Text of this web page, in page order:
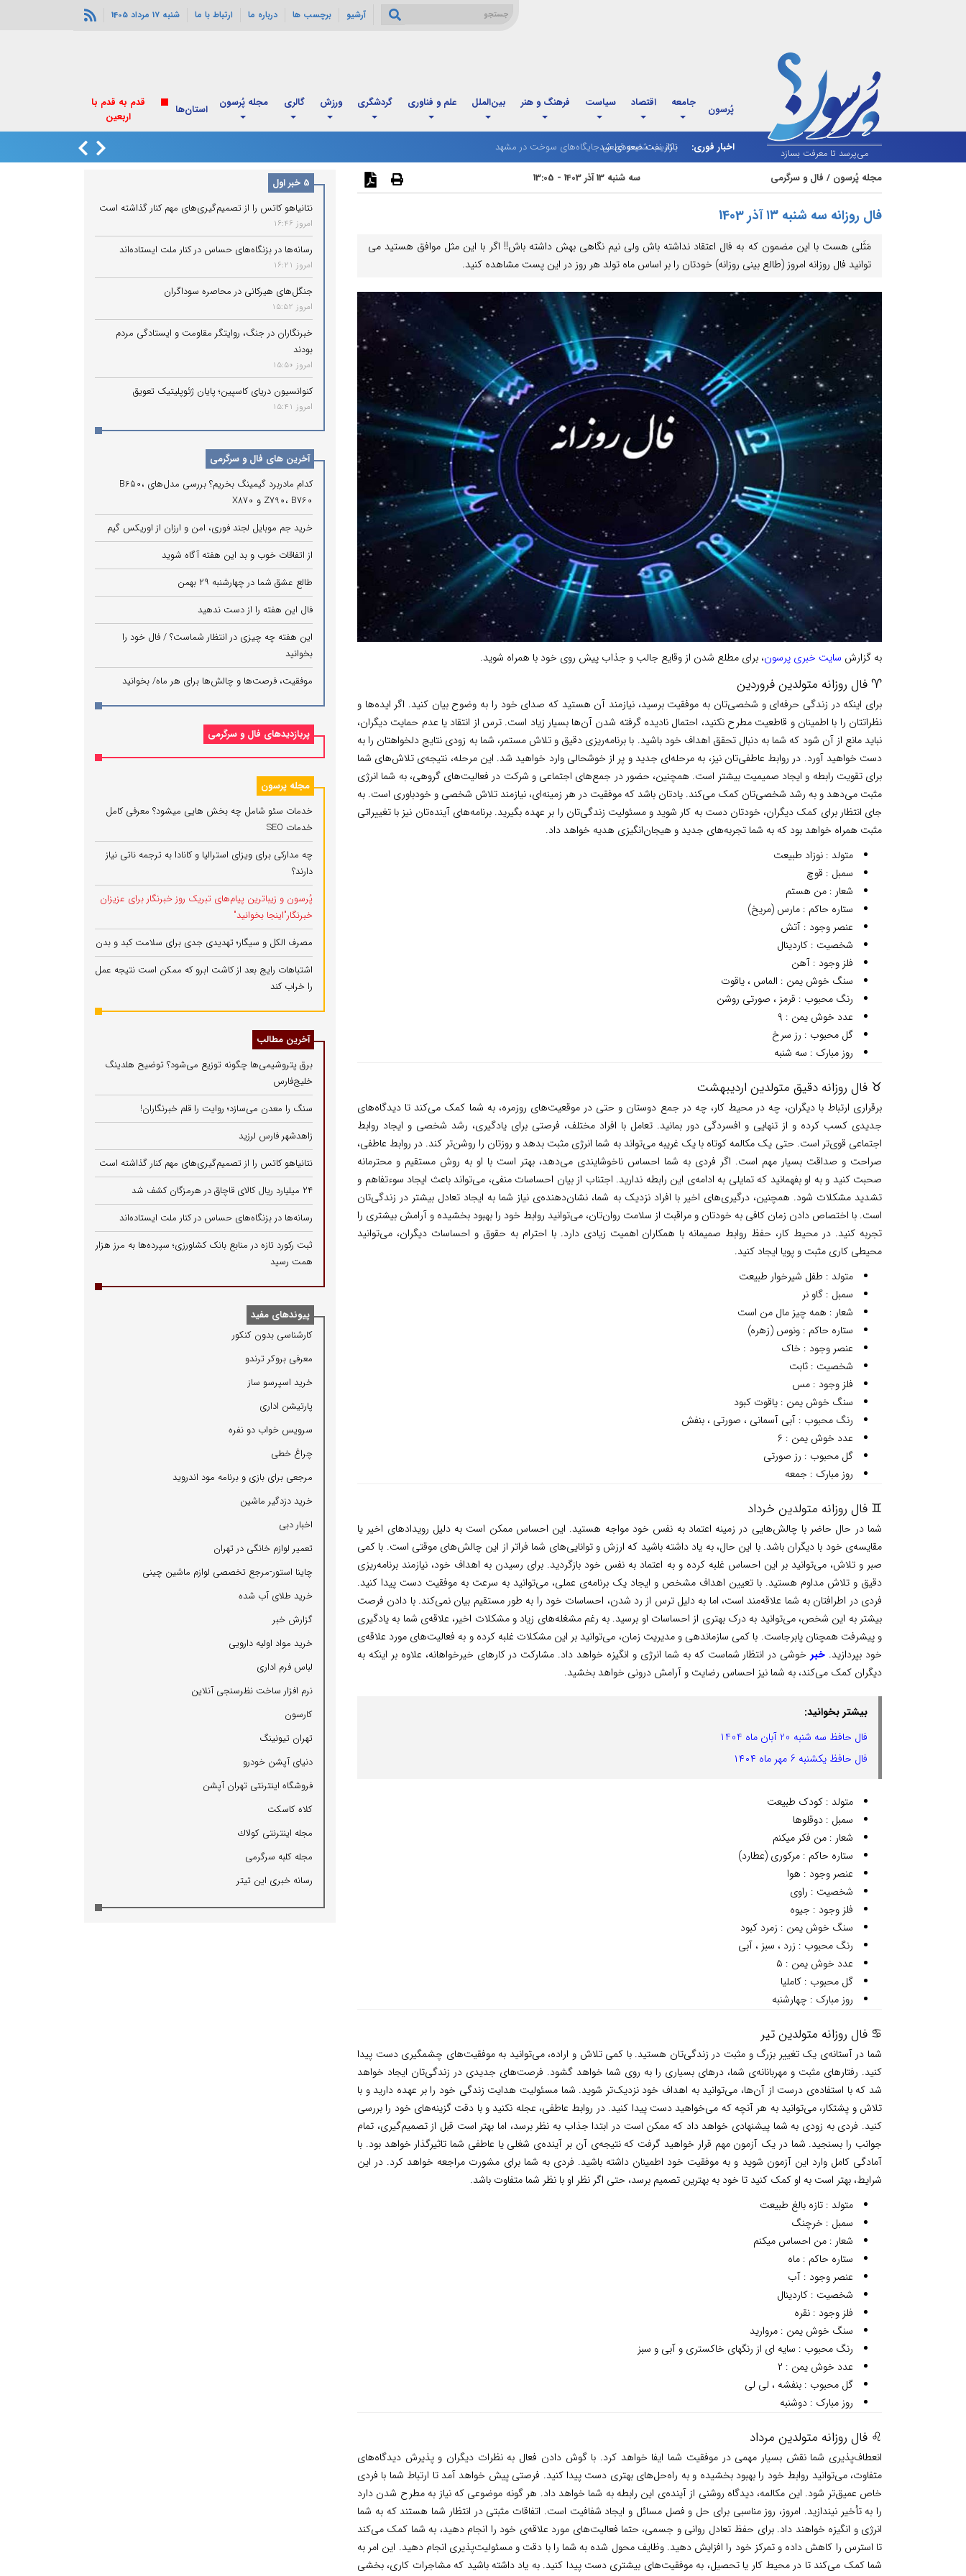
آرشیو برچسب ها درباره ما ارتباط با ما شنبه 17 مرداد 1405
می‌پرسد تا معرفت بسازد
پُرسون جامعه اقتصاد سیاست فرهنگ و هنر بین‌الملل علم و فناوری گردشگری ورزش گالری مجله پُرسون استان‌ها
قدم به قدم با
اربعین
اخبار فوری:
بازار نفت صعودی شد
مجله پُرسون / فال و سرگرمی سه شنبه 13 آذر 1403 - 13:05
فال روزانه سه شنبه ۱۳ آذر 1403
مَثَلی هست با این مضمون که به فال اعتقاد نداشته باش ولی نیم نگاهی بهش داشته باش!! اگر با این مثل موافق هستید می
توانید فال روزانه امروز (طالع بینی روزانه) خودتان را بر اساس ماه تولد هر روز در این پست مشاهده کنید.
به گزارش سایت خبری پرسون، برای مطلع شدن از وقایع جالب و جذاب پیش روی خود با همراه شوید.
♈ فال روزانه متولدین فروردین
برای اینکه در زندگی حرفه‌ای و شخصی‌تان به موفقیت برسید، نیازمند آن هستید که صدای خود را به وضوح بیان کنید. اگر ایده‌ها و
نظراتتان را با اطمینان و قاطعیت مطرح نکنید، احتمال نادیده گرفته شدن آن‌ها بسیار زیاد است. ترس از انتقاد یا عدم حمایت دیگران،
نباید مانع از آن شود که شما به دنبال تحقق اهداف خود باشید. با برنامه‌ریزی دقیق و تلاش مستمر، شما به زودی نتایج دلخواهتان را به
دست خواهید آورد. در روابط عاطفی‌تان نیز، به مرحله‌ای جدید و پر از خوشحالی وارد خواهید شد. این مرحله، نتیجه‌ی تلاش‌های شما
برای تقویت رابطه و ایجاد صمیمیت بیشتر است. همچنین، حضور در جمع‌های اجتماعی و شرکت در فعالیت‌های گروهی، به شما انرژی
مثبت می‌دهد و به رشد شخصی‌تان کمک می‌کند. یادتان باشد که موفقیت در هر زمینه‌ای، نیازمند تلاش شخصی و خودباوری است. به
جای انتظار برای کمک دیگران، خودتان دست به کار شوید و مسئولیت زندگی‌تان را بر عهده بگیرید. برنامه‌های آینده‌تان نیز با تغییراتی
مثبت همراه خواهد بود که به شما تجربه‌های جدید و هیجان‌انگیزی هدیه خواهد داد.
متولد : نوزاد طبیعت
سمبل : قوچ
شعار : من هستم
ستاره حاکم : مارس (مریخ)
عنصر وجود : آتش
شخصیت : کاردینال
فلز وجود : آهن
سنگ خوش یمن : الماس ، یاقوت
رنگ محبوب : قرمز ، صورتی روشن
عدد خوش یمن : ۹
گل محبوب : رز سرخ
روز مبارک : سه شنبه
♉ فال روزانه دقیق متولدین اردیبهشت
برقراری ارتباط با دیگران، چه در محیط کار، چه در جمع دوستان و حتی در موقعیت‌های روزمره، به شما کمک می‌کند تا دیدگاه‌های
جدیدی کسب کرده و از تنهایی و افسردگی دور بمانید. تعامل با افراد مختلف، فرصتی برای یادگیری، رشد شخصی و ایجاد روابط
اجتماعی قوی‌تر است. حتی یک مکالمه کوتاه با یک غریبه می‌تواند به شما انرژی مثبت بدهد و روزتان را روشن‌تر کند. در روابط عاطفی،
صراحت و صداقت بسیار مهم است. اگر فردی به شما احساس ناخوشایندی می‌دهد، بهتر است با او به روش مستقیم و محترمانه
صحبت کنید و به او بفهمانید که تمایلی به ادامه‌ی این رابطه ندارید. اجتناب از بیان احساسات منفی، می‌تواند باعث ایجاد سوءتفاهم و
تشدید مشکلات شود. همچنین، درگیری‌های اخیر با افراد نزدیک به شما، نشان‌دهنده‌ی نیاز شما به ایجاد تعادل بیشتر در زندگی‌تان
است. با اختصاص دادن زمان کافی به خودتان و مراقبت از سلامت روان‌تان، می‌توانید روابط خود را بهبود بخشیده و آرامش بیشتری را
تجربه کنید. در محیط کار، حفظ روابط صمیمانه با همکاران اهمیت زیادی دارد. با احترام به حقوق و احساسات دیگران، می‌توانید
محیطی کاری مثبت و پویا ایجاد کنید.
متولد : طفل شیرخوار طبیعت
سمبل : گاو نر
شعار : همه چیز مال من است
ستاره حاکم : ونوس (زهره)
عنصر وجود : خاک
شخصیت : ثابت
فلز وجود : مس
سنگ خوش یمن : یاقوت کبود
رنگ محبوب : آبی آسمانی ، صورتی ، بنفش
عدد خوش یمن : ۶
گل محبوب : رز صورتی
روز مبارک : جمعه
♊ فال روزانه متولدین خرداد
شما در حال حاضر با چالش‌هایی در زمینه اعتماد به نفس خود مواجه هستید. این احساس ممکن است به دلیل رویدادهای اخیر یا
مقایسه‌ی خود با دیگران باشد. با این حال، به یاد داشته باشید که ارزش و توانایی‌های شما فراتر از این چالش‌های موقتی است. با کمی
صبر و تلاش، می‌توانید بر این احساس غلبه کرده و به اعتماد به نفس خود بازگردید. برای رسیدن به اهداف خود، نیازمند برنامه‌ریزی
دقیق و تلاش مداوم هستید. با تعیین اهداف مشخص و ایجاد یک برنامه‌ی عملی، می‌توانید به سرعت به موفقیت دست پیدا کنید.
فردی در اطرافتان به شما علاقه‌مند است، اما به دلیل ترس از رد شدن، احساسات خود را به طور مستقیم بیان نمی‌کند. با دادن فرصت
بیشتر به این شخص، می‌توانید به درک بهتری از احساسات او برسید. به رغم مشغله‌های زیاد و مشکلات اخیر، علاقه‌ی شما به یادگیری
و پیشرفت همچنان پابرجاست. با کمی سازماندهی و مدیریت زمان، می‌توانید بر این مشکلات غلبه کرده و به فعالیت‌های مورد علاقه‌ی
خود بپردازید. خبر خوشی در انتظار شماست که به شما انرژی و انگیزه خواهد داد. مشارکت در کارهای خیرخواهانه، علاوه بر اینکه به
دیگران کمک می‌کند، به شما نیز احساس رضایت و آرامش درونی خواهد بخشید.
بیشتر بخوانید:
فال حافظ سه شنبه 20 آبان ماه 1404
فال حافظ یکشنبه 6 مهر ماه ۱۴۰۴
متولد : کودک طبیعت
سمبل : دوقلوها
شعار : من فکر میکنم
ستاره حاکم : مرکوری (عطارد)
عنصر وجود : هوا
شخصیت : راوی
فلز وجود : جیوه
سنگ خوش یمن : زمرد کبود
رنگ محبوب : زرد ، سبز ، آبی
عدد خوش یمن : ۵
گل محبوب : کاملیا
روز مبارک : چهارشنبه
♋ فال روزانه متولدین تیر
شما در آستانه‌ی یک تغییر بزرگ و مثبت در زندگی‌تان هستید. با کمی تلاش و اراده، می‌توانید به موفقیت‌های چشمگیری دست پیدا
کنید. رفتارهای مثبت و مهربانانه‌ی شما، درهای بسیاری را به روی شما خواهد گشود. فرصت‌های جدیدی در زندگی‌تان ایجاد خواهد
شد که با استفاده‌ی درست از آن‌ها، می‌توانید به اهداف خود نزدیک‌تر شوید. شما مسئولیت هدایت زندگی خود را بر عهده دارید و با
تلاش و پشتکار، می‌توانید به هر آنچه که می‌خواهید دست پیدا کنید. در روابط عاطفی، عجله نکنید و با دقت گزینه‌های خود را بررسی
کنید. فردی به زودی به شما پیشنهادی خواهد داد که ممکن است در ابتدا جذاب به نظر برسد، اما بهتر است قبل از تصمیم‌گیری، تمام
جوانب را بسنجید. شما در یک آزمون مهم قرار خواهید گرفت که نتیجه‌ی آن بر آینده‌ی شغلی یا عاطفی شما تاثیرگذار خواهد بود. با
آمادگی کامل وارد این آزمون شوید و به موفقیت خود اطمینان داشته باشید. فردی به شما برای مشورت مراجعه خواهد کرد. در این
شرایط، بهتر است به او کمک کنید تا خود به بهترین تصمیم برسد، حتی اگر نظر او با نظر شما متفاوت باشد.
متولد : تازه بالغ طبیعت
سمبل : خرچنگ
شعار : من احساس میکنم
ستاره حاکم : ماه
عنصر وجود : آب
شخصیت : کاردینال
فلز وجود : نقره
سنگ خوش یمن : مروارید
رنگ محبوب : سایه ای از رنگهای خاکستری و آبی و سبز
عدد خوش یمن : ۲
گل محبوب : بنفشه ، لی لی
روز مبارک : دوشنبه
♌ فال روزانه متولدین مرداد
انعطاف‌پذیری شما نقش بسیار مهمی در موفقیت شما ایفا خواهد کرد. با گوش دادن فعال به نظرات دیگران و پذیرش دیدگاه‌های
متفاوت، می‌توانید روابط خود را بهبود بخشیده و به راه‌حل‌های بهتری دست پیدا کنید. فرصتی پیش خواهد آمد تا ارتباط شما با فردی
خاص عمیق‌تر شود. این مکالمه، دیدگاه روشنی از آینده‌ی این رابطه به شما خواهد داد. هر گونه موضوعی که نیاز به مطرح شدن دارد
را به تأخیر نیندازید. امروز، روز مناسبی برای حل و فصل مسائل و ایجاد شفافیت است. اتفاقات مثبتی در انتظار شما هستند که به شما
انرژی و انگیزه خواهند داد. برای حفظ تعادل روانی و جسمی، حتما فعالیت‌های مورد علاقه‌ی خود را انجام دهید، به شما کمک می‌کند
تا استرس را کاهش داده و تمرکز خود را افزایش دهید. وظایف محول شده به شما را با دقت و مسئولیت‌پذیری انجام دهید. این امر به
شما کمک می‌کند تا در محیط کار یا تحصیل، به موفقیت‌های بیشتری دست پیدا کنید. به یاد داشته باشید که مشاجرات کاری، بخشی
5 خبر اول
نتانیاهو کاتس را از تصمیم‌گیری‌های مهم کنار گذاشته است
امروز 16:46
رسانه‌ها در بزنگاه‌های حساس در کنار ملت ایستاده‌اند
امروز 16:21
جنگل‌های هیرکانی در محاصره سوداگران
امروز 15:52
خبرنگاران در جنگ، روایتگر مقاومت و ایستادگی مردم
بودند
امروز 15:50
کنوانسیون دریای کاسپین؛ پایان ژئوپلیتیک تعویق
امروز 15:41
آخرین های فال و سرگرمی
کدام مادربرد گیمینگ بخریم؟ بررسی مدل‌های B650،
Z790، B760 و X870
خرید جم موبایل لجند فوری، امن و ارزان از اوریکس گیم
از اتفاقات خوب و بد این هفته آگاه شوید
طالع عشق شما در چهارشنبه ۲۹ بهمن
فال این هفته را از دست ندهید
این هفته چه چیزی در انتظار شماست؟ / فال خود را
بخوانید
موفقیت، فرصت‌ها و چالش‌ها برای هر ماه/ بخوانید
پربازدیدهای فال و سرگرمی
مجله پرسون
خدمات سئو شامل چه بخش هایی میشود؟ معرفی کامل
خدمات SEO
چه مدارکی برای ویزای استرالیا و کانادا به ترجمه ناتی نیاز
دارند؟
پُرسون و زیباترین پیام‌های تبریک روز خبرنگار برای عزیزان
خبرنگار"اینجا بخوانید"
مصرف الکل و سیگار؛ تهدیدی جدی برای سلامت کبد و بدن
اشتباهات رایج بعد از کاشت ابرو که ممکن است نتیجه عمل
را خراب کند
آخرین مطالب
برق پتروشیمی‌ها چگونه توزیع می‌شود؟ توضیح هلدینگ
خلیج‌فارس
سنگ را معدن می‌سازد؛ روایت را قلم خبرنگاران!
زاهدشهر فارس لرزید
نتانیاهو کاتس را از تصمیم‌گیری‌های مهم کنار گذاشته است
۲۴ میلیارد ریال کالای قاچاق در هرمزگان کشف شد
رسانه‌ها در بزنگاه‌های حساس در کنار ملت ایستاده‌اند
ثبت رکورد تازه در منابع بانک کشاورزی؛ سپرده‌ها به مرز هزار
همت رسید
پیوندهای مفید
كارشناسی بدون كنكور
معرفی بروكر ترندو
خرید اسپرسو ساز
پارتیشن اداری
سرویس خواب دو نفره
چراغ خطی
مرجعی برای بازی و برنامه مود اندروید
خرید دزدگیر ماشین
اخبار دبی
تعمیر لوازم خانگی در تهران
چاینا استور-مرجع تخصصی لوازم ماشین چینی
خرید طلای آب شده
گزارش خبر
خرید مواد اولیه دارویی
لباس فرم اداری
نرم افزار ساخت نظرسنجی آنلاین
كارسون
تهران تیونینگ
دنیای آپشن خودرو
فروشگاه اینترنتی تهران آپشن
كلاه كاسكت
مجله اینترنتی كولاك
مجله كلبه سرگرمی
رسانه خبری این تیتر